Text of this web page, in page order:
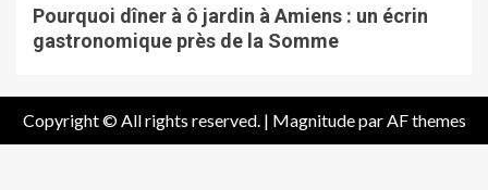
Pourquoi dîner à ô jardin à Amiens : un écrin
gastronomique près de la Somme
Copyright © All rights reserved. | Magnitudepar AF themes